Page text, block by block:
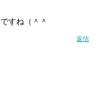
すね（＾＾
返信